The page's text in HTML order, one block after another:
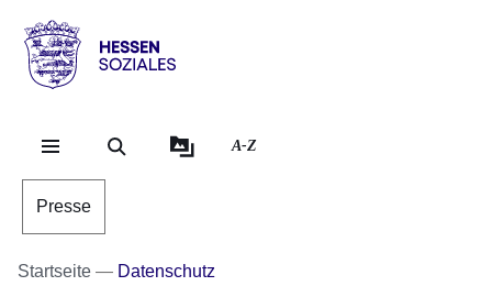
Hessen
Sozial
A-Z
Presse
Startseite Datenschutz